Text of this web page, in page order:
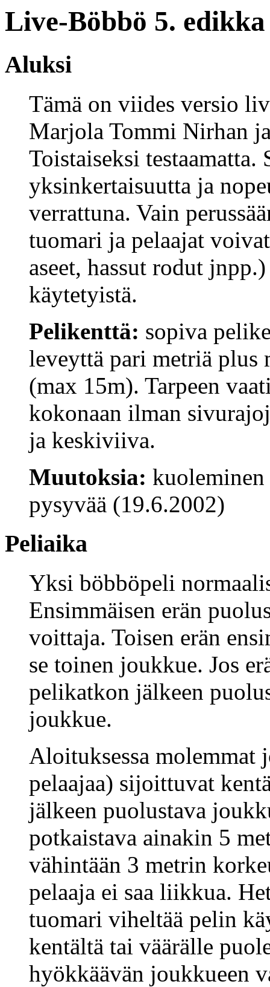
Live-Böbbö 5. edikka
Aluksi
Tämä on viides versio
Marjola Tommi Nirhan
Toistaiseksi testaamatta.
yksinkertaisuutta ja
verrattuna. Vain
tuomari ja pelaajat
aseet, hassut rodut
käytetyistä.
Pelikenttä: sopiva
leveyttä pari metriä plus
(max 15m). Tarpeen
kokonaan ilman
ja keskiviiva.
Muutoksia: kuoleminen
pysyvää (19.6.2002)
Peliaika
Yksi böbböpeli
Ensimmäisen erän
voittaja. Toisen erän
se toinen joukkue. Jos
pelikatkon jälkeen
joukkue.
Aloituksessa molemmat
pelaajaa) sijoittuvat
jälkeen puolustava
potkaistava ainakin 5
vähintään 3 metrin
pelaaja ei saa liikkua.
tuomari viheltää pelin
kentältä tai väärälle
hyökkäävän joukkueen